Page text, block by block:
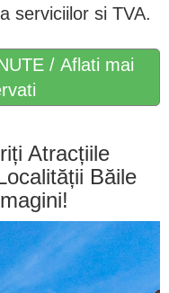
serviciilor si TVA.
/ Aflati mai
Atracțiile
Băile